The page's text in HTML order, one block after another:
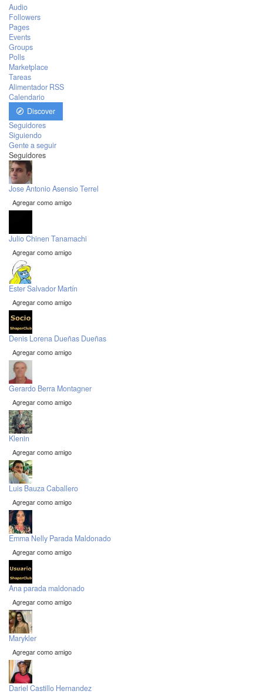
Audio
Followers
Pages
Events
Groups
Polls
Marketplace
Tareas
Alimentador RSS
Calendario
Discover
Seguidores
Siguiendo
Gente a seguir
Seguidores
Jose Antonio Asensio Terrel
Agregar como amigo
Julio Chinen Tanamachi
Agregar como amigo
Ester Salvador Martín
Agregar como amigo
Denis Lorena Dueñas Dueñas
Agregar como amigo
Gerardo Berra Montagner
Agregar como amigo
Klenin
Agregar como amigo
Luis Bauza Caballero
Agregar como amigo
Emma Nelly Parada Maldonado
Agregar como amigo
Ana parada maldonado
Agregar como amigo
Marykler
Agregar como amigo
Dariel Castillo Hernandez